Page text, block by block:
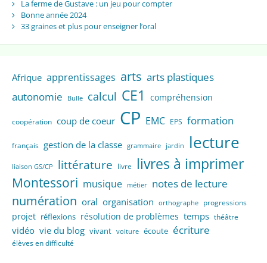
La ferme de Gustave : un jeu pour compter
Bonne année 2024
33 graines et plus pour enseigner l’oral
Afrique apprentissages arts arts plastiques
autonomie
Bulle calcul CE1 compréhension
coopération coup de coeur CP EMC EPS formation
français gestion de la classe grammaire jardin lecture
liaison GS/CP littérature livre livres à imprimer
Montessori musique métier notes de lecture
numération oral organisation orthographe progressions
projet réflexions résolution de problèmes temps théâtre
vidéo vie du blog vivant voiture écoute écriture
élèves en difficulté